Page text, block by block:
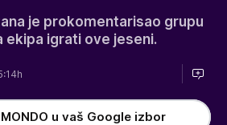
je prokomentarisao grupu
ekipa igrati ove jeseni.
u vaš Google izbor